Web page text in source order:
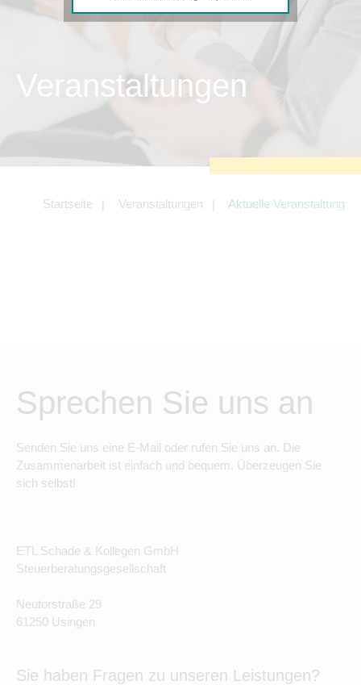
Veranstaltungen
Startseite Veranstaltungen Aktuelle Veranstaltung
Sprechen Sie uns an
Senden Sie uns eine E-Mail oder rufen Sie uns an. Die
Zusammenarbeit ist einfach und bequem. Überzeugen Sie
sich selbst!
ETL Schade & Kollegen GmbH
Steuerberatungsgesellschaft
Neutorstraße 29
61250 Usingen
Sie haben Fragen zu unseren Leistungen?
Diese Cookies sind erforderlich, um die
Diese Cookies sind erforderlich, um
unsere Website auf Ihre Bedürfnisse hin
zu Social-Media-Angeboten von z.B.
Facebook und LinkedIn.
Diese Cookies sind erforderlich, um z.B.